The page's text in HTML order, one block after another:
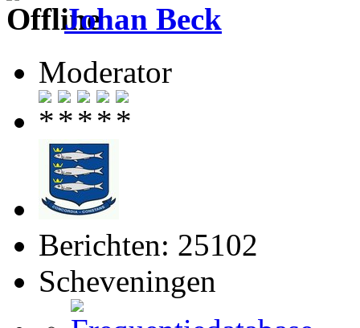
Johan Beck
Moderator
Berichten: 25102
Scheveningen